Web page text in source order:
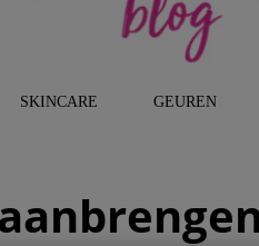
SKINCARE GEUREN